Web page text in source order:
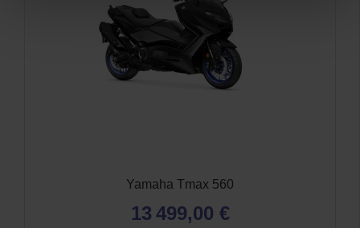
Yamaha Tmax 560
13 499,00 €